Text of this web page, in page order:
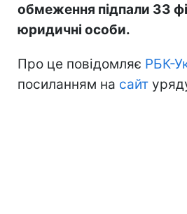
обмеження підпали 33
юридичні особи.
Про це повідомляє РБК-
посиланням на сайт